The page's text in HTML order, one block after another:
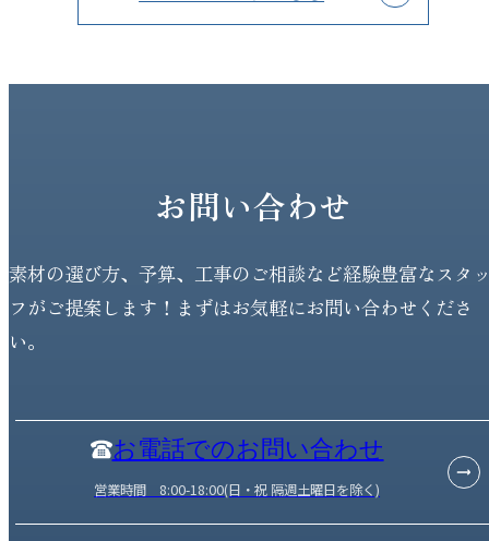
お問い合わせ
素材の選び方、予算、工事のご相談など経験豊富なスタ
フがご提案します！まずはお気軽にお問い合わせくださ
い。
お電話でのお問い合わせ
営業時間 8:00-18:00(日・祝 隔週土曜日を除く)